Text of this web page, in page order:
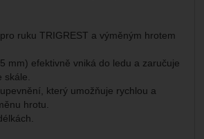
ruku TRIGREST a výměným hrotem
mm) efektivně vniká do ledu a zaručuje
který umožňuje rychlou a
hrotu.